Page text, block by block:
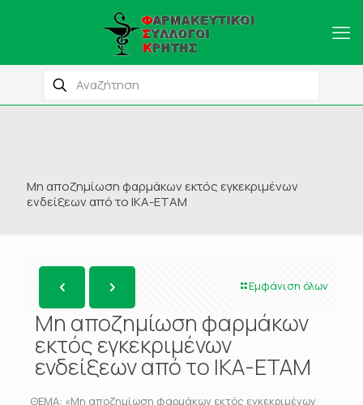
Μη αποζημίωση φαρμάκων εκτός εγκεκριμένων
ενδείξεων από το ΙΚΑ-ΕΤΑΜ
Εμφάνιση όλων
Μη αποζημίωση φαρμάκων
εκτός εγκεκριμένων
ενδείξεων από το ΙΚΑ-ΕΤΑΜ
ΘΕΜΑ: «Μη αποζημίωση φαρμάκων εκτός εγκεκριμένων